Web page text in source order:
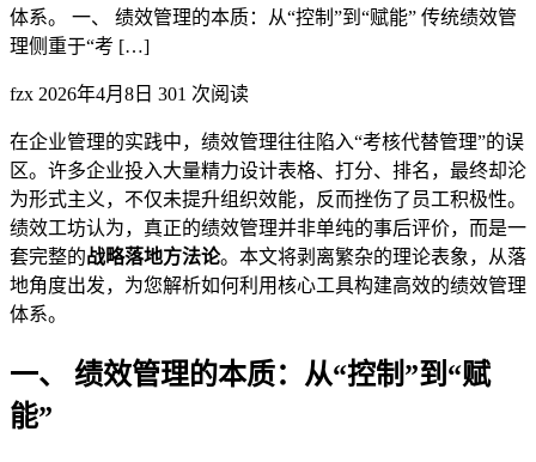
体系。 一、 绩效管理的本质：从“控制”到“赋能” 传统绩效管
理侧重于“考 […]
fzx 2026年4月8日 301 次阅读
在企业管理的实践中，绩效管理往往陷入“考核代替管理”的误
区。许多企业投入大量精力设计表格、打分、排名，最终却沦
为形式主义，不仅未提升组织效能，反而挫伤了员工积极性。
绩效工坊认为，真正的绩效管理并非单纯的事后评价，而是一
套完整的战略落地方法论。本文将剥离繁杂的理论表象，从落
地角度出发，为您解析如何利用核心工具构建高效的绩效管理
体系。
一、 绩效管理的本质：从“控制”到“赋
能”